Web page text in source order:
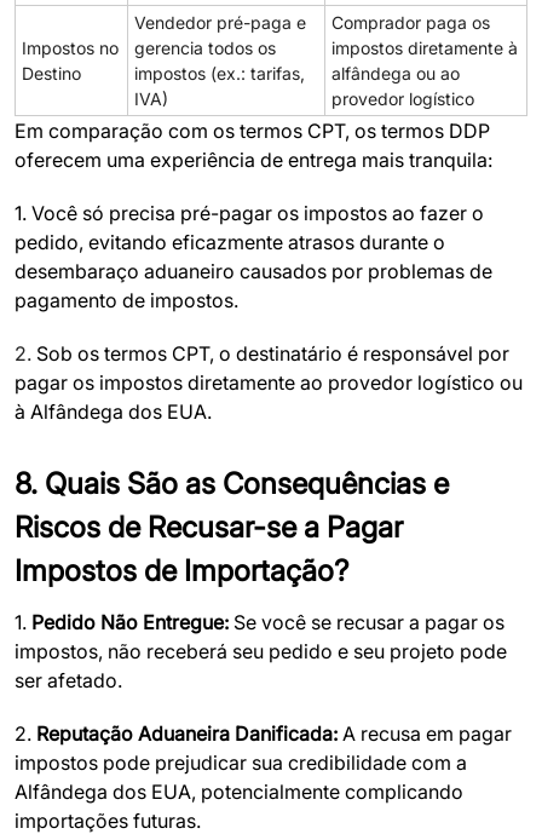
Impostos no
Destino
Vendedor pré-paga e
gerencia todos os
impostos (ex.: tarifas,
IVA)
Comprador paga os
impostos diretamente à
alfândega ou ao
provedor logístico
Em comparação com os termos CPT, os termos DDP
oferecem uma experiência de entrega mais tranquila:
1. Você só precisa pré-pagar os impostos ao fazer o
pedido, evitando eficazmente atrasos durante o
desembaraço aduaneiro causados por problemas de
pagamento de impostos.
2. Sob os termos CPT, o destinatário é responsável por
pagar os impostos diretamente ao provedor logístico ou
à Alfândega dos EUA.
8. Quais São as Consequências e
Riscos de Recusar-se a Pagar
Impostos de Importação?
1. Pedido Não Entregue: Se você se recusar a pagar os
impostos, não receberá seu pedido e seu projeto pode
ser afetado.
2. Reputação Aduaneira Danificada: A recusa em pagar
impostos pode prejudicar sua credibilidade com a
Alfândega dos EUA, potencialmente complicando
importações futuras.